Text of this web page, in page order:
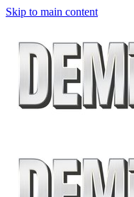
Skip to main content